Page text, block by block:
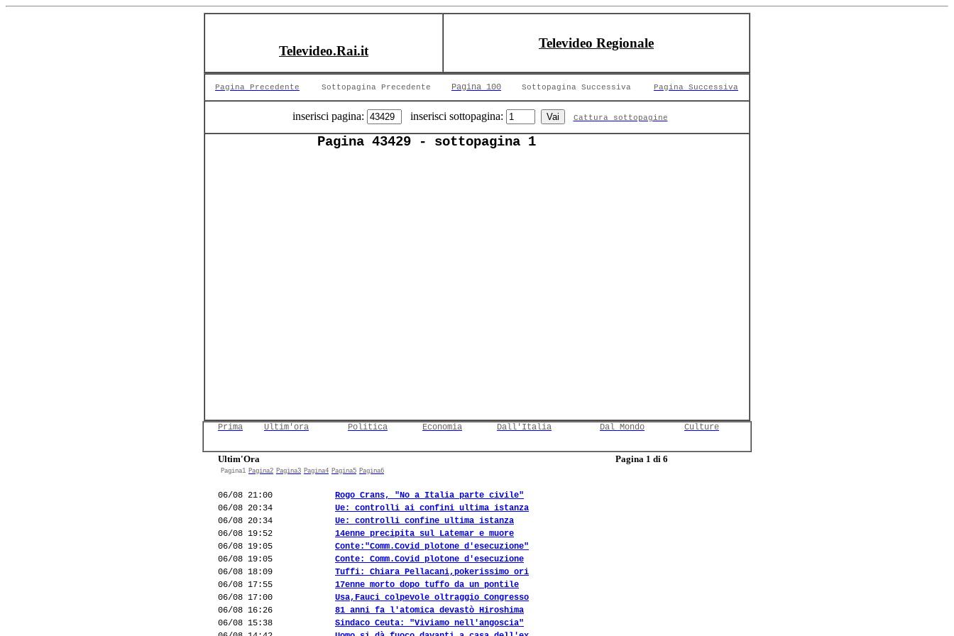
Televideo.Rai.it
Televideo Regionale
Pagina Precedente Sottopagina Precedente Pagina 100 Sottopagina Successiva Pagina Successiva
inserisci pagina: inserisci sottopagina: Cattura sottopagine
Pagina 43429 - sottopagina 1
Prima Ultim'ora Politica Economia Dall'Italia Dal Mondo Culture
Ultim'Ora Pagina 1 di 6
Pagina1 Pagina2 Pagina3 Pagina4 Pagina5 Pagina6
06/08 21:00
Rogo Crans, "No a Italia parte civile"
06/08 20:34
Ue: controlli ai confini ultima istanza
06/08 20:34
Ue: controlli confine ultima istanza
06/08 19:52
14enne precipita sul Latemar e muore
06/08 19:05
Conte:"Comm.Covid plotone d'esecuzione"
06/08 19:05
Conte: Comm.Covid plotone d'esecuzione
06/08 18:09
Tuffi: Chiara Pellacani,pokerissimo ori
06/08 17:55
17enne morto dopo tuffo da un pontile
06/08 17:00
Usa,Fauci colpevole oltraggio Congresso
06/08 16:26
81 anni fa l'atomica devastò Hiroshima
06/08 15:38
Sindaco Ceuta: "Viviamo nell'angoscia"